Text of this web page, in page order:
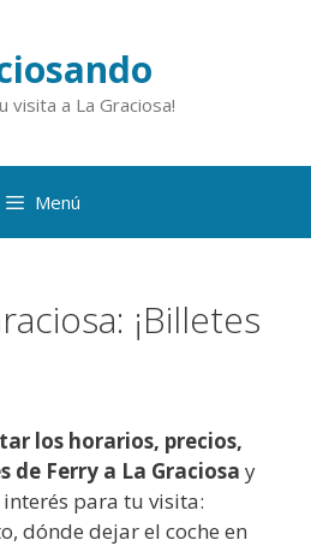
visita a La Graciosa!
Menú
¡Billetes
los horarios, precios,
de Ferry a La Graciosa y
para tu visita:
dónde dejar el coche en